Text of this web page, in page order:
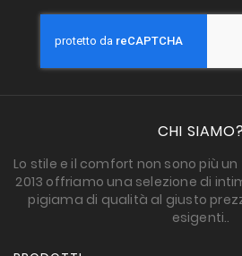
CHI SIAMO?
Lo stile e il comfort non sono più
2013 offriamo una selezione di
pigiama di qualità al giusto
esigenti..